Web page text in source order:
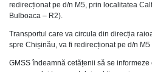
redirecționat pe d/n M5, prin localitatea
Bulboaca – R2).
Transportul care va circula din direcția
spre Chișinău, va fi redirecționat pe d/n
GMSS îndeamnă cetățenii să se